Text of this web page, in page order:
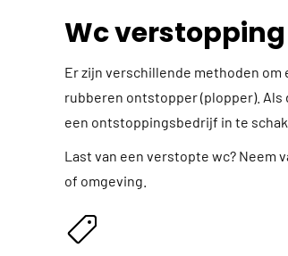
Wc
Er zijn verschillende methoden
rubberen ontstopper (plopper). Als
een ontstoppingsbedrijf in te
Last van een verstopte wc? Neem
of omgeving.